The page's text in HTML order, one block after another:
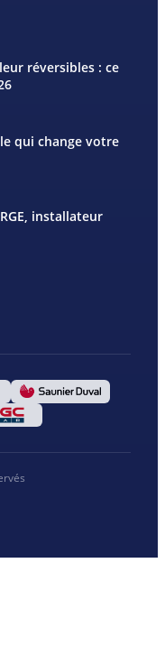
réversibles : ce
qui change votre
installateur